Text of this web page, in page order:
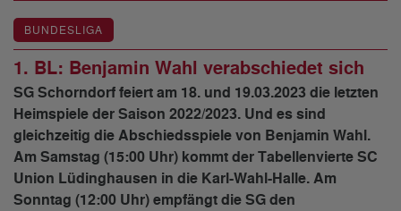
BUNDESLIGA
1. BL: Benjamin Wahl verabschiedet sich
SG Schorndorf feiert am 18. und 19.03.2023 die letzten
Heimspiele der Saison 2022/2023. Und es sind
gleichzeitig die Abschiedsspiele von Benjamin Wahl.
Am Samstag (15:00 Uhr) kommt der Tabellenvierte SC
Union Lüdinghausen in die Karl-Wahl-Halle. Am
Sonntag (12:00 Uhr) empfängt die SG den